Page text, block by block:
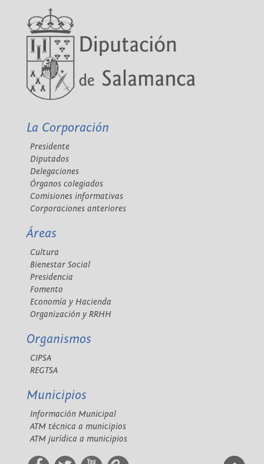
La Corporación
Presidente
Diputados
Delegaciones
Órganos colegiados
Comisiones informativas
Corporaciones anteriores
Áreas
Cultura
Bienestar Social
Presidencia
Fomento
Economía y Hacienda
Organización y RRHH
Organismos
CIPSA
REGTSA
Municipios
Información Municipal
ATM técnica a municipios
ATM jurídica a municipios